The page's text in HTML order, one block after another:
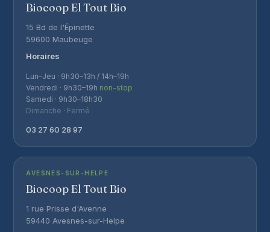
Biocoop El Tout Bio
15 Bd de l'Épinette
59600 Maubeuge
Horaires
Lun–Jeu · 9h30–13h / 14h–19h
Vendredi · 9h30–19h non-stop
Samedi · 9h30–18h30
Dimanche · Fermé
03 27 60 28 97
AVESNES-SUR-HELPE
Biocoop El Tout Bio
1 rue Prisse d'Avenne
59440 Avesnes-sur-Helpe